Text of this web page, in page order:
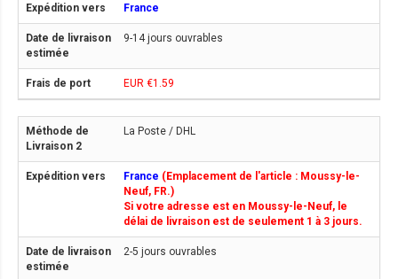
France
9-14 jours ouvrables
EUR €1.59
La Poste / DHL
France (Emplacement de l'article : Moussy-le-
Neuf, FR.)
Si votre adresse est en Moussy-le-Neuf, le
délai de livraison est de seulement 1 à 3 jours.
2-5 jours ouvrables